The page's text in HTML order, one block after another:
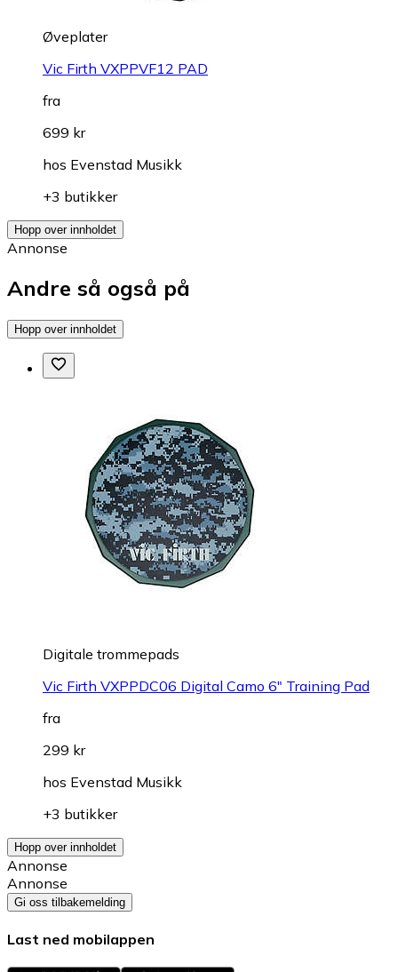
Øveplater
Vic Firth VXPPVF12 PAD
fra
699 kr
hos Evenstad Musikk
+3 butikker
Hopp over innholdet
Annonse
Andre så også på
Hopp over innholdet
Digitale trommepads
Vic Firth VXPPDC06 Digital Camo 6" Training Pad
fra
299 kr
hos Evenstad Musikk
+3 butikker
Hopp over innholdet
Annonse
Annonse
Gi oss tilbakemelding
Last ned mobilappen